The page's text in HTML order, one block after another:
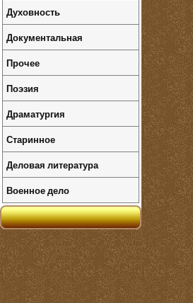
Духовность
Документальная
Прочее
Поэзия
Драматургия
Старинное
Деловая литература
Военное дело